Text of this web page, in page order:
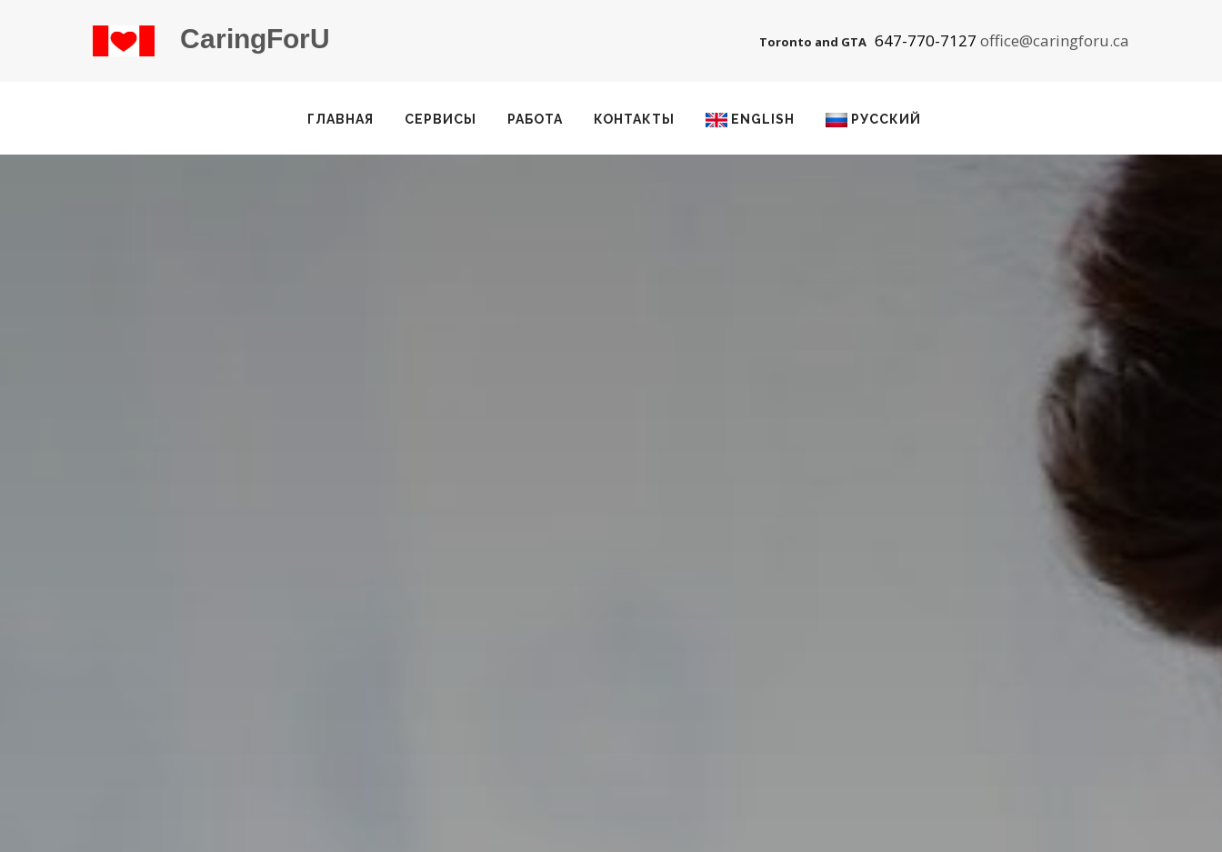
CaringForU Toronto and GTA 647-770-7127 office@caringforu.ca
ГЛАВНАЯ СЕРВИСЫ РАБОТА КОНТАКТЫ ENGLISH РУССКИЙ